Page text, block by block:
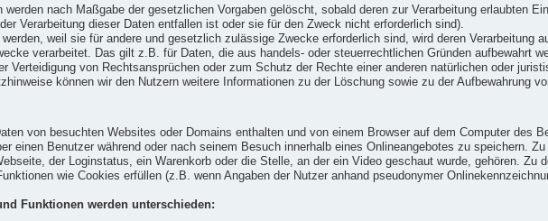
werden nach Maßgabe der gesetzlichen Vorgaben gelöscht, sobald deren zur Verarbeitung erlaubten
Verarbeitung dieser Daten entfallen ist oder sie für den Zweck nicht erforderlich sind).
weil sie für andere und gesetzlich zulässige Zwecke erforderlich sind, wird deren Verarbeitung
verarbeitet. Das gilt z.B. für Daten, die aus handels- oder steuerrechtlichen Gründen aufbewahrt
Verteidigung von Rechtsansprüchen oder zum Schutz der Rechte einer anderen natürlichen oder
können wir den Nutzern weitere Informationen zu der Löschung sowie zu der Aufbewahrung
von besuchten Websites oder Domains enthalten und von einem Browser auf dem Computer des
einen Benutzer während oder nach seinem Besuch innerhalb eines Onlineangebotes zu speichern.
der Loginstatus, ein Warenkorb oder die Stelle, an der ein Video geschaut wurde, gehören. Zu
wie Cookies erfüllen (z.B. wenn Angaben der Nutzer anhand pseudonymer
Funktionen werden unterschieden: